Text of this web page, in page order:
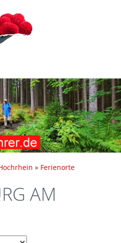
» Ferienorte
AM